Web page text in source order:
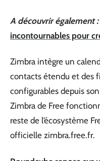
A découvrir également :
incontournables pour
Zimbra intègre un
contacts étendu et des
configurables depuis
Zimbra de Free
reste de l’écosystème
officielle zimbra.free.fr.